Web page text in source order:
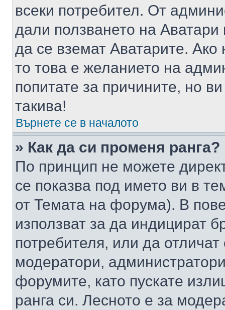
всеки потребител. От
дали ползването на
да се вземат Аватарите.
то това е желанието на
попитате за причините, но
такива!
Върнете се в началото
» Как да си променя ранга?
По принцип не можете
се показва под името ви в
от Темата на форума). В
използват за да индицират
потребителя, или да
модератори,
форумите, като пускате
ранга си. Лесното е за